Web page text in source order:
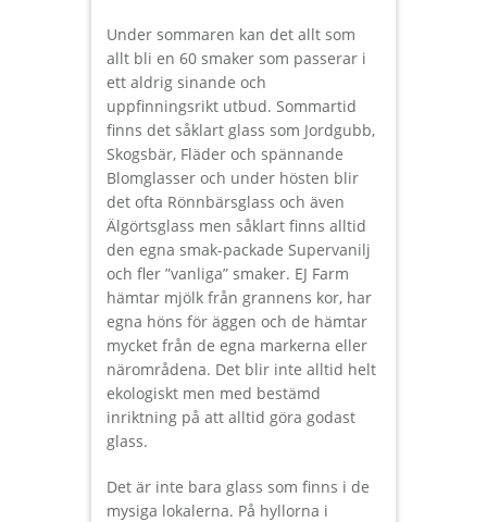
Under sommaren kan det allt som
allt bli en 60 smaker som passerar i
ett aldrig sinande och
uppfinningsrikt utbud. Sommartid
finns det såklart glass som Jordgubb,
Skogsbär, Fläder och spännande
Blomglasser och under hösten blir
det ofta Rönnbärsglass och även
Älgörtsglass men såklart finns alltid
den egna smak-packade Supervanilj
och fler ”vanliga” smaker. EJ Farm
hämtar mjölk från grannens kor, har
egna höns för äggen och de hämtar
mycket från de egna markerna eller
närområdena. Det blir inte alltid helt
ekologiskt men med bestämd
inriktning på att alltid göra godast
glass.
Det är inte bara glass som finns i de
mysiga lokalerna. På hyllorna i